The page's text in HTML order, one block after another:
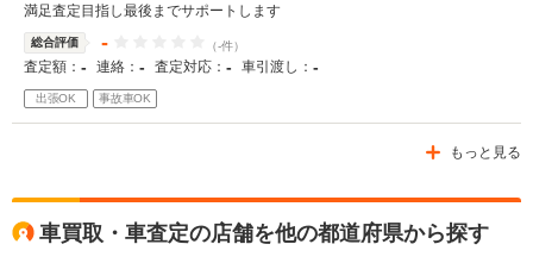
満足査定目指し最後までサポートします
総合評価 - （-件）
査定額： - 連絡： - 査定対応： - 車引渡し： -
出張OK 事故車OK
もっと見る
車買取・車査定の店舗を他の都道府県から探す